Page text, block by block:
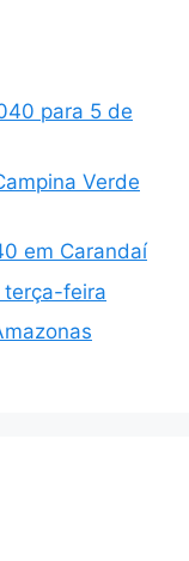
para 5 de
Verde
em Carandaí
terça-feira